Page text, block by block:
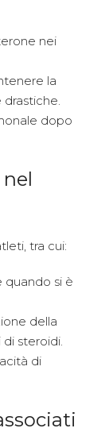
nei
la
dopo
tra cui:
quando si è
della
di steroidi.
di